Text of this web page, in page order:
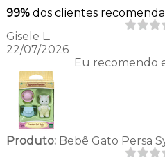
99% dos clientes
Gisele L.
22/07/2026
Eu recomendo
Produto:Bebê Gato Persa